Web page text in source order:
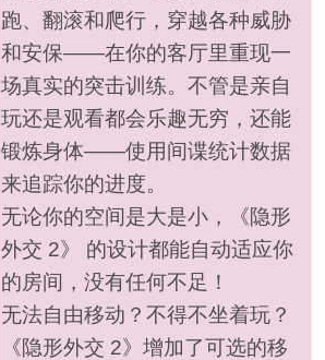
跑、翻滚和爬行，穿越各种威胁
和安保——在你的客厅里重现一
场真实的突击训练。不管是亲自
玩还是观看都会乐趣无穷，还能
锻炼身体——使用间谍统计数据
来追踪你的进度。
无论你的空间是大是小，《隐形
外交 2》 的设计都能自动适应你
的房间，没有任何不足！
无法自由移动？不得不坐着玩？
《隐形外交 2》增加了可选的移